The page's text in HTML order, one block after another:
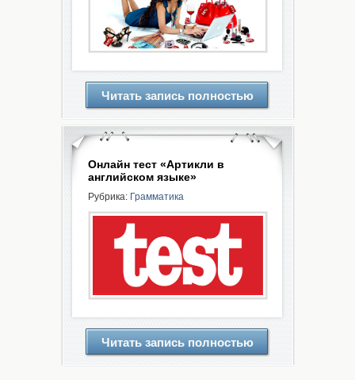
Читать запись полностью
Онлайн тест «Артикли в
английском языке»
Рубрика: Грамматика
Читать запись полностью